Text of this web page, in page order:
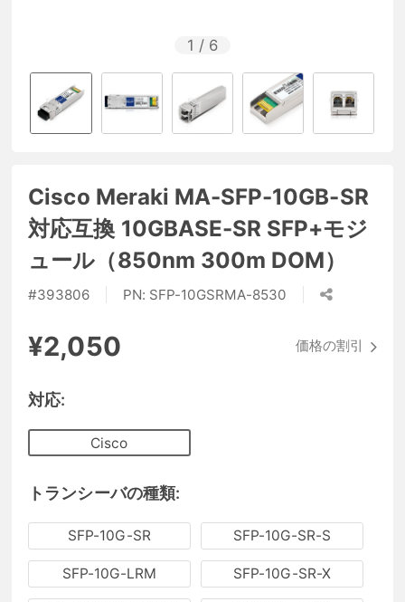
1 / 6
Cisco Meraki MA-SFP-10GB-SR
対応互換 10GBASE-SR SFP+モジ
ュール（850nm 300m DOM）
#393806 PN: SFP-10GSRMA-8530
¥2,050 価格の割引
対応:
Cisco
トランシーバの種類:
SFP-10G-SR SFP-10G-SR-S
SFP-10G-LRM SFP-10G-SR-X